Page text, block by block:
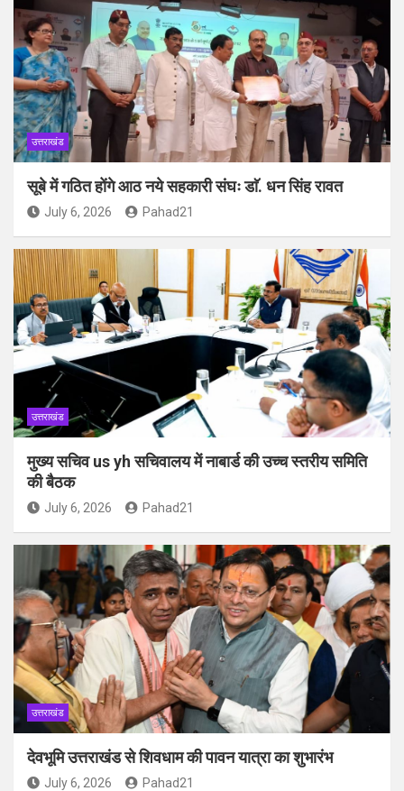
उत्तराखंड
सूबे में गठित होंगे आठ नये सहकारी संघः डाॅ. धन सिंह रावत
July 6, 2026 Pahad21
उत्तराखंड
मुख्य सचिव us yh सचिवालय में नाबार्ड की उच्च स्तरीय समिति
की बैठक
July 6, 2026 Pahad21
उत्तराखंड
देवभूमि उत्तराखंड से शिवधाम की पावन यात्रा का शुभारंभ
July 6, 2026 Pahad21